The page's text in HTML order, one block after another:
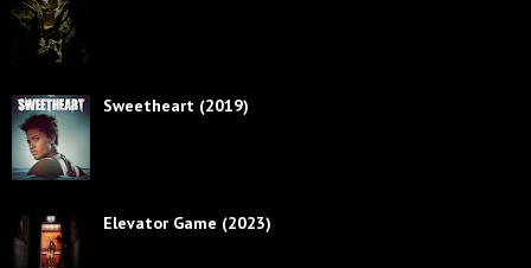
Sweetheart (2019)
Elevator Game (2023)